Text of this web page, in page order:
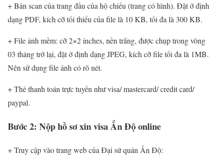
+ Bản scan của trang đầu của hộ chiếu (trang có hình). Đặt ở định
dạng PDF, kích cỡ tối thiểu của file là 10 KB, tối đa là 300 KB.
+ File ảnh mềm: cỡ 2×2 inches, nền trắng, được chụp trong vòng
03 tháng trở lại, đặt ở định dạng JPEG, kích cỡ file tối đa là 1MB.
Nên sử dụng file ảnh có rõ nét.
+ Thẻ thanh toán trực tuyến như visa/ mastercard/ credit card/
paypal.
Bước 2: Nộp hồ sơ xin visa Ấn Độ online
+ Truy cập vào trang web của Đại sứ quán Ấn Độ: